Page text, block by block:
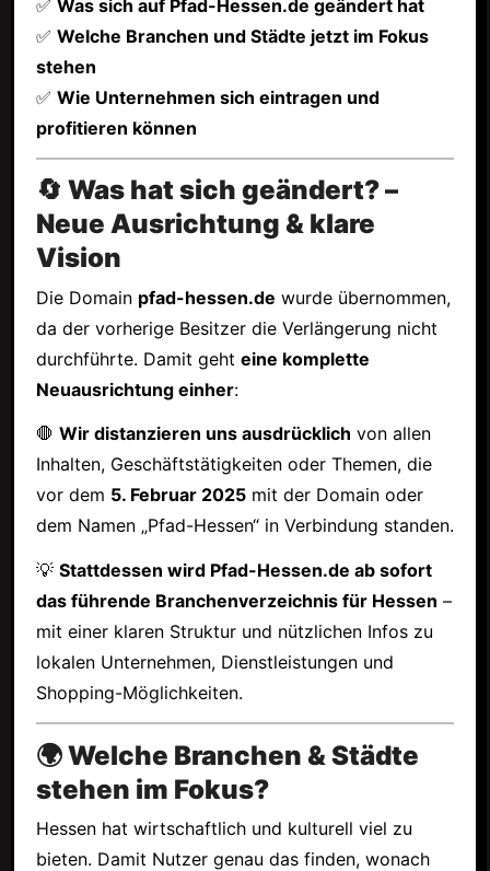
✅ Was sich auf Pfad-Hessen.de geändert hat
✅ Welche Branchen und Städte jetzt im Fokus
stehen
✅ Wie Unternehmen sich eintragen und
profitieren können
🔄 Was hat sich geändert? –
Neue Ausrichtung & klare
Vision
Die Domain pfad-hessen.de wurde übernommen,
da der vorherige Besitzer die Verlängerung nicht
durchführte. Damit geht eine komplette
Neuausrichtung einher:
🛑 Wir distanzieren uns ausdrücklich von allen
Inhalten, Geschäftstätigkeiten oder Themen, die
vor dem 5. Februar 2025mit der Domain oder
dem Namen „Pfad-Hessen“ in Verbindung standen.
💡 Stattdessen wird Pfad-Hessen.de ab sofort
das führende Branchenverzeichnis für Hessen –
mit einer klaren Struktur und nützlichen Infos zu
lokalen Unternehmen, Dienstleistungen und
Shopping-Möglichkeiten.
🌍 Welche Branchen & Städte
stehen im Fokus?
Hessen hat wirtschaftlich und kulturell viel zu
bieten. Damit Nutzer genau das finden, wonach